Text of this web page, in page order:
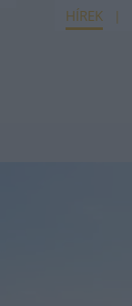
HÍREK